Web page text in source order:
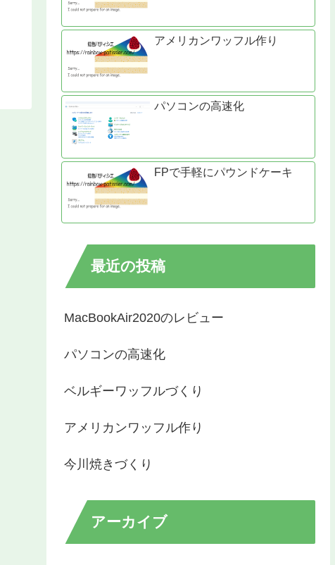
アメリカンワッフル作り
パソコンの高速化
FPで手軽にパウンドケーキ
最近の投稿
MacBookAir2020のレビュー
パソコンの高速化
ベルギーワッフルづくり
アメリカンワッフル作り
今川焼きづくり
アーカイブ